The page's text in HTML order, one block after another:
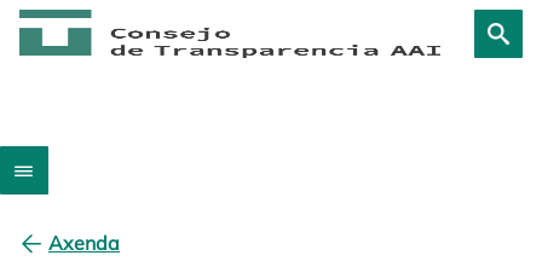
Axenda